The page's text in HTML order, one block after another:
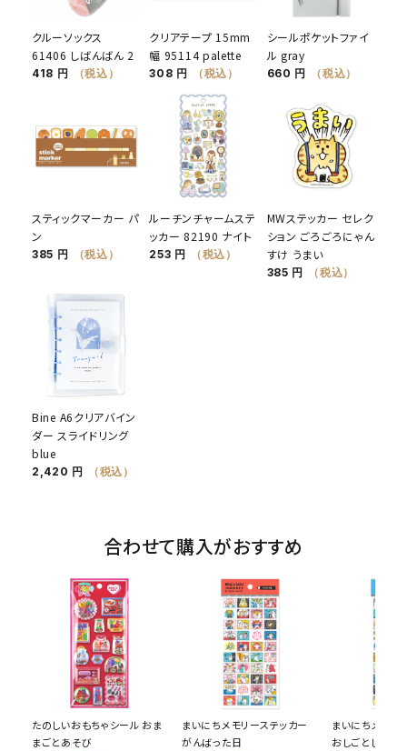
クルーソックス
61406 しばんばん 2
418 円 （税込）
クリアテープ 15mm
幅 95114 palette
308 円 （税込）
シールポケットファイ
ル gray
660 円 （税込）
スティックマーカー パ
ン
385 円 （税込）
ルーチンチャームステ
ッカー 82190 ナイト
253 円 （税込）
MWステッカー セレク
ション ごろごろにゃん
すけ うまい
385 円 （税込）
Bine A6クリアバイン
ダー スライドリング
blue
2,420 円 （税込）
合わせて購入がおすすめ
たのしいおもちゃシール おま
まごとあそび
まいにちメモリーステッカー
がんばった日
まいにちメモリ
おしごとした日